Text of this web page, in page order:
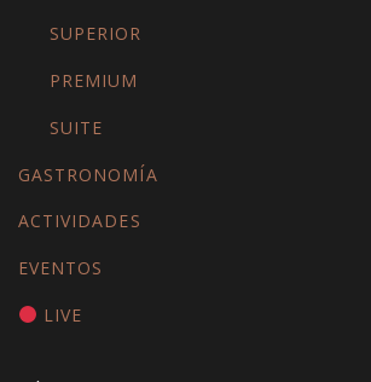
SUPERIOR
PREMIUM
SUITE
GASTRONOMÍA
ACTIVIDADES
EVENTOS
LIVE